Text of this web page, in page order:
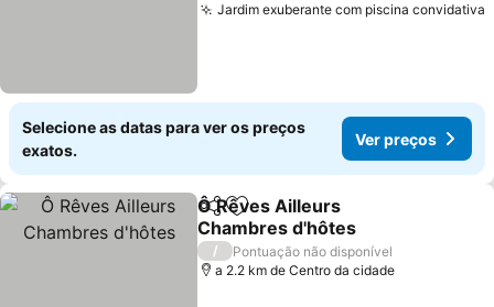
Jardim exuberante com piscina convidativa
Selecione as datas para ver os preços
exatos.
Ver preços
PartilharAdicionar aos favoritos
Ô Rêves Ailleurs
Chambres d'hôtes
/
Pontuação não disponível
a 2.2 km de Centro da cidade